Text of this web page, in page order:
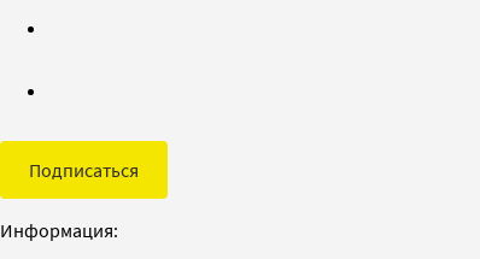
Подписаться
Информация: